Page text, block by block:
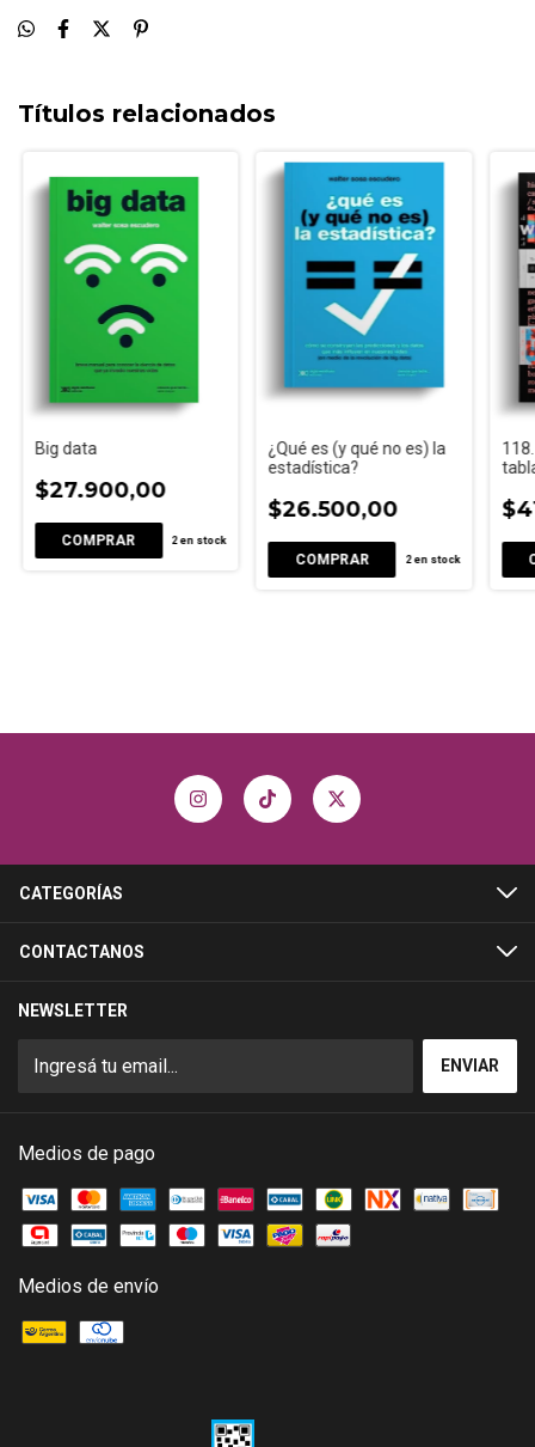
Títulos relacionados
Big data
$27.900,00
2en stock
¿Qué es (y qué no es) la
estadística?
$26.500,00
2en stock
CATEGORÍAS
CONTACTANOS
NEWSLETTER
Medios de pago
Medios de envío